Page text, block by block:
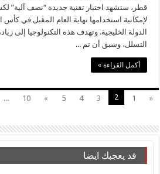
قطر، ستشهد اختبار تقنية جديدة “نصف آلية”
الدولة الخليجية. وتهدف هذه التكنولوجيا إلى
التسلل، وسبق أن تم ...
أكمل القراءة »
«
1
2
3
4
5
»
10
...
قد يعجبك ايضا